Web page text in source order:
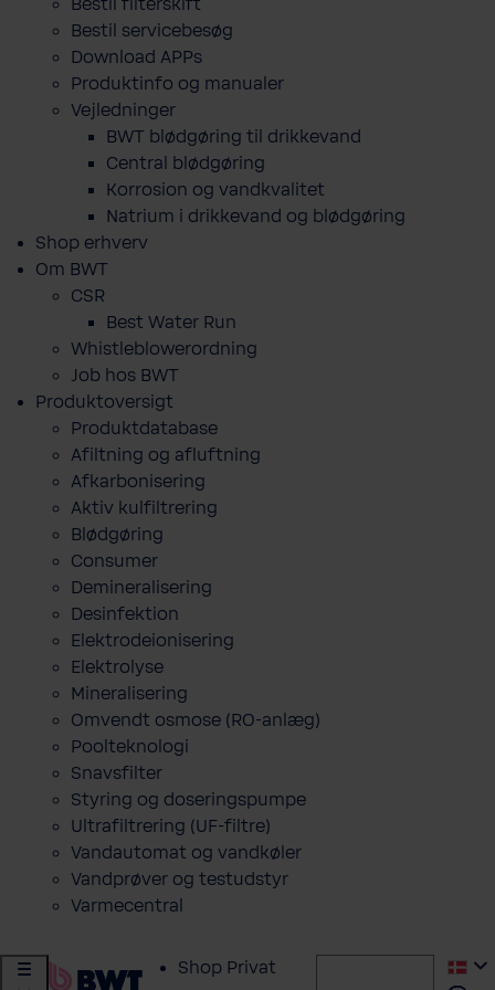
Bestil filterskift
Bestil servicebesøg
Download APPs
Produktinfo og manualer
Vejledninger
BWT blødgøring til drikkevand
Central blødgøring
Korro­sion og vand­kva­litet
Natrium i drikkevand og blødgøring
Shop erhverv
Om BWT
CSR
Best Water Run
Whistleblowerordning
Job hos BWT
Produktoversigt
Produktdatabase
​Afiltning og afluftning
Afkarbonisering
Aktiv kulfiltrering
Blødgøring
Consumer
Demineralisering
Desinfektion
Elektrodeionisering
Elektrolyse
Mineralisering
Omvendt osmose (RO-anlæg)
Poolteknologi
Snavsfilter
Styring og doseringspumpe
Ultrafiltrering (UF-filtre)
Vandautomat og vandkøler
Vandprøver og testudstyr
Varmecentral
Shop Privat